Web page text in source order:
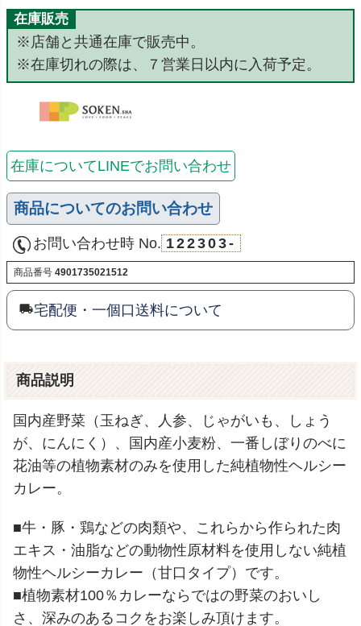
在庫販売
※店舗と共通在庫で販売中。
※在庫切れの際は、７営業日以内に入荷予定。
在庫についてLINEでお問い合わせ
商品についてのお問い合わせ
お問い合わせ時 No. 122303-
商品番号 4901735021512
宅配便・一個口送料について
商品説明
国内産野菜（玉ねぎ、人参、じゃがいも、しょう
が、にんにく）、国内産小麦粉、一番しぼりのべに
花油等の植物素材のみを使用した純植物性ヘルシー
カレー。
■牛・豚・鶏などの肉類や、これらから作られた肉
エキス・油脂などの動物性原材料を使用しない純植
物性ヘルシーカレー（甘口タイプ）です。
■植物素材100％カレーならではの野菜のおいし
さ、深みのあるコクをお楽しみ頂けます。